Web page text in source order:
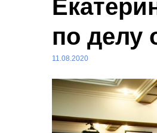
по делу
11.08.2020